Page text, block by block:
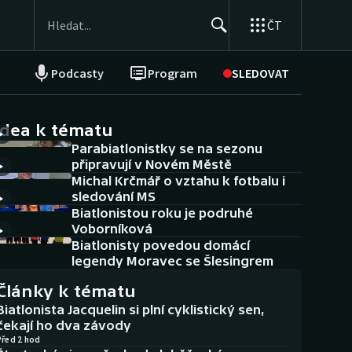
ČT
Podcasty Program SLEDOVAT
NEPŘEHLÉDNĚTE
Historické návraty
Aplikace ČT sport
AZ kvíz
k tématu
Parabiatlonistky se na sezonu
připravují v Novém Městě
Michal Krčmář o vztahu k fotbalu i
sledování MS
Biatlonistou roku je podruhé
Voborníková
Biatlonisty povedou domácí
legendy Moravec se Šlesingrem
k tématu
Jacquelin si plní cyklistický sen,
ho dva závody
2 hod